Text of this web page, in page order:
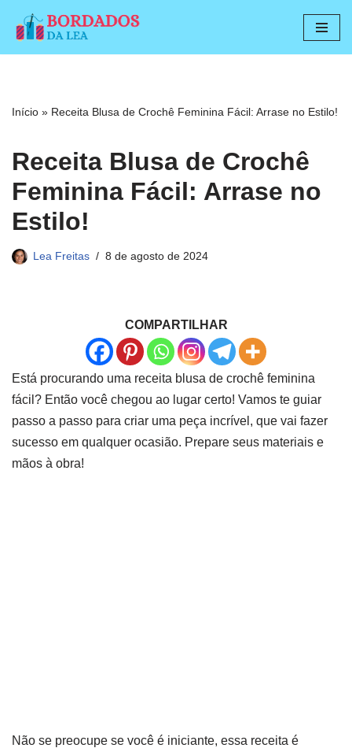
Pular
conteúdo
Início » Receita Blusa de Crochê Feminina Fácil: Arrase no Estilo!
Receita Blusa de Crochê
Feminina Fácil: Arrase no
Estilo!
Lea Freitas 8 de agosto de 2024
COMPARTILHAR
Está procurando uma receita blusa de crochê feminina
fácil? Então você chegou ao lugar certo! Vamos te guiar
passo a passo para criar uma peça incrível, que vai fazer
sucesso em qualquer ocasião. Prepare seus materiais e
mãos à obra!
Não se preocupe se você é iniciante, essa receita é